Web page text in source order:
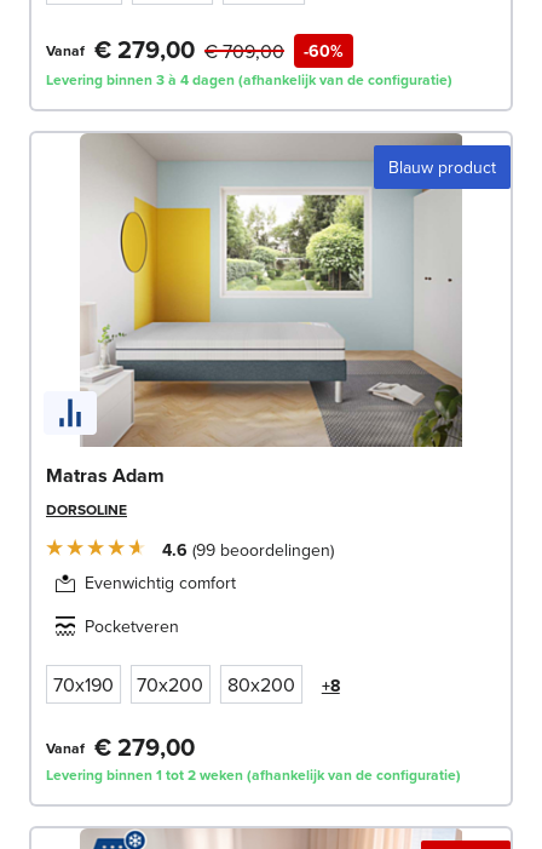
Vanaf € 279,00 -60%
€ 709,00
Levering binnen 3 à 4 dagen (afhankelijk van de configuratie)
Blauw product
Matras Adam
DORSOLINE
4.6 99 beoordelingen
Evenwichtig comfort
Pocketveren
70x190 70x200 80x200 +8
Vanaf € 279,00
Levering binnen 1 tot 2 weken (afhankelijk van de configuratie)